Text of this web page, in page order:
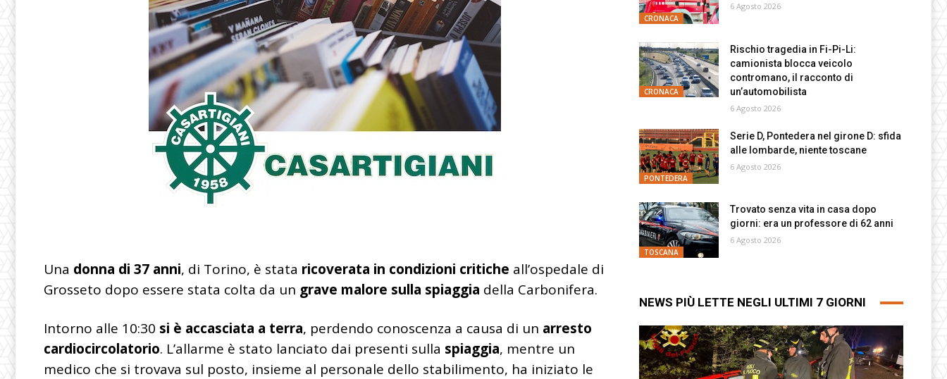
Una donna di 37 anni, di Torino, è stata ricoverata in condizioni critiche all’ospedale di
Grosseto dopo essere stata colta da un grave malore sulla spiaggia della Carbonifera.
Intorno alle 10:30 si è accasciata a terra, perdendo conoscenza a causa di un arresto
cardiocircolatorio. L’allarme è stato lanciato dai presenti sulla spiaggia, mentre un
medico che si trovava sul posto, insieme al personale dello stabilimento, ha iniziato le
CRONACA
6 Agosto 2026
CRONACA
Rischio tragedia in Fi-Pi-Li:
camionista blocca veicolo
contromano, il racconto di
un’automobilista
6 Agosto 2026
PONTEDERA
Serie D, Pontedera nel girone D: sfida
alle lombarde, niente toscane
6 Agosto 2026
TOSCANA
Trovato senza vita in casa dopo
giorni: era un professore di 62 anni
6 Agosto 2026
NEWS PIÙ LETTE NEGLI ULTIMI 7 GIORNI